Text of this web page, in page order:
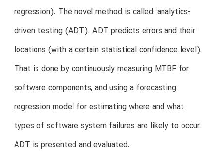
regression). The novel method is called: analytics-
driven testing (ADT). ADT predicts errors and their
locations (with a certain statistical confidence level).
That is done by continuously measuring MTBF for
software components, and using a forecasting
regression model for estimating where and what
types of software system failures are likely to occur.
ADT is presented and evaluated.